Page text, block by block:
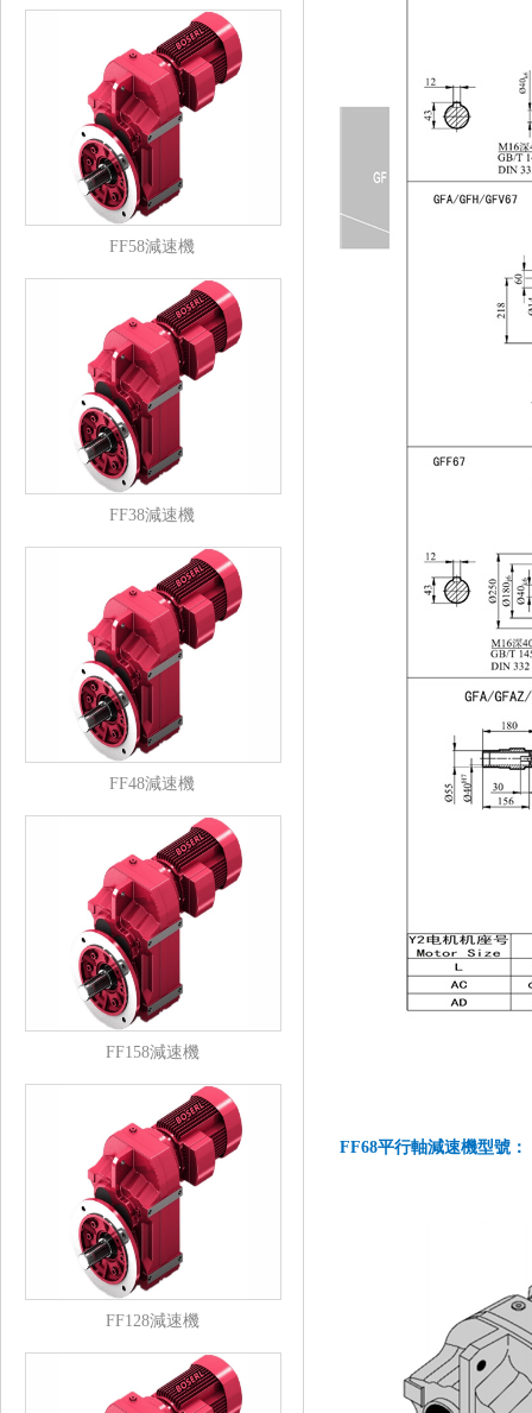
FF58減速機
FF38減速機
FF48減速機
FF158減速機
FF128減速機
FF68平行軸減速機型號：